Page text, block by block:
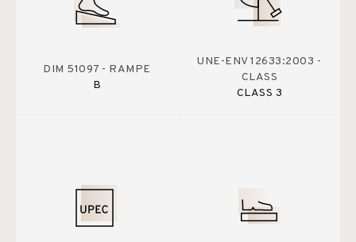
DIM 51097 - RAMPE
B
UNE-ENV 12633:2003 -
CLASS
CLASS 3